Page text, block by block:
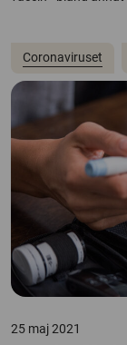
Coronaviruset
25 maj 2021